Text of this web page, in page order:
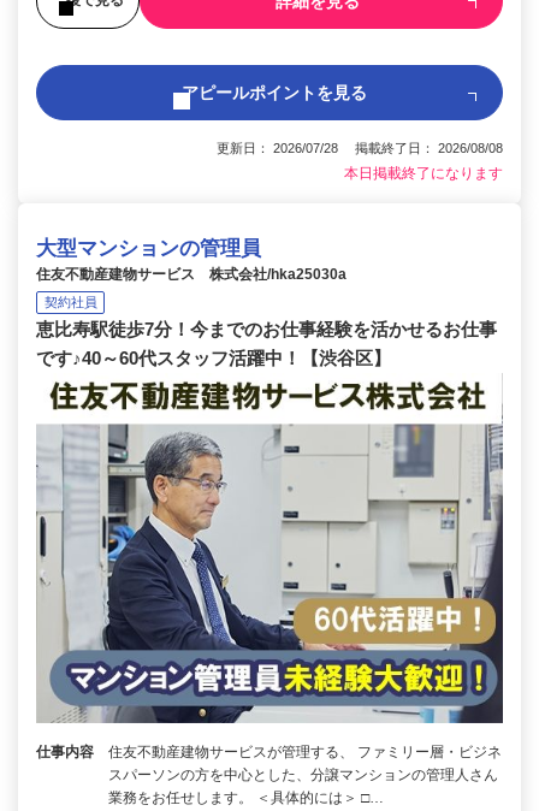
アピールポイントを見る
更新日： 2026/07/28 掲載終了日： 2026/08/08
本日掲載終了になります
大型マンションの管理員
住友不動産建物サービス 株式会社/hka25030a
契約社員
恵比寿駅徒歩7分！今までのお仕事経験を活かせるお仕事
です♪40～60代スタッフ活躍中！【渋谷区】
仕事内容
住友不動産建物サービスが管理する、 ファミリー層・ビジネ
スパーソンの方を中心とした、分譲マンションの管理人さん
業務をお任せします。 ＜具体的には＞ □…